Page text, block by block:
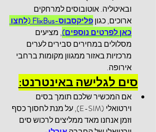
ובאיטליה. אוטובוסים למרחקים
ארוכים, כגון
פליקסבוס-FlixBus (לחצו
כאן לפרטים נוספים), מציעים
מסלולים במחירים סבירים לערים
מרכזיות באזור ממגוון מקומות ברחבי
אירופה.
סים לגלישה באינטרנט:
אם המכשיר שלכם תומך בסים
וירטואלי (E-SIM), על מנת לחסוך כסף
וזמן אנחנו מאד ממליצים לרכוש סים